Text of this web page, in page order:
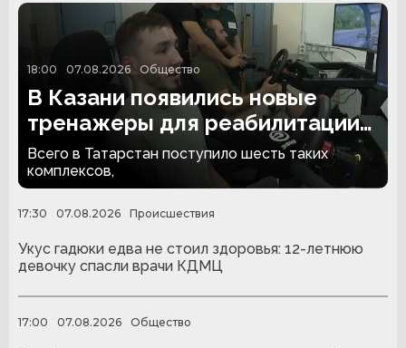
18:00 07.08.2026 Общество
В Казани появились новые
тренажеры для реабилитации
людей с ампутациями
Всего в Татарстан поступило шесть таких
комплексов,
17:30 07.08.2026 Происшествия
Укус гадюки едва не стоил здоровья: 12-летнюю
девочку спасли врачи КДМЦ
17:00 07.08.2026 Общество